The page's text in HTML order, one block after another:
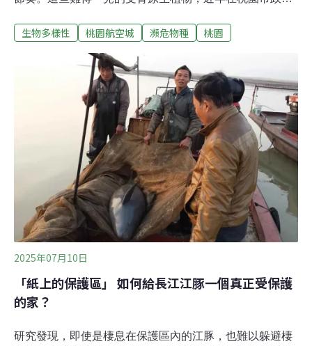
計畫如火如荼推展中，大面積改變土地利用型態導致「原
畫」發現珍稀受脅植物，並針對異蕊草、長葉茅膏菜、寬
葉毛氈苔等三種受脅植物，與林試所研究人員合作進行移
地復育計畫。桃園市政府工務局上週三（1日）與林試所
簽訂合作備忘錄，為原生稀有植物建立新家園。拯救植物
難民 三種植物列優先桃園市政府表示，此次合作緣於2023
年期間，航空城區段徵收工程A1標及A2標發現僅存於桃園
的原生瀕危植物長葉茅膏菜（Drosera indica）、異蕊草
（Thysanotus chinensis）及寬葉毛氈苔（Drosera
burmanni），經過多次跨機關討論，最終達成在桃
生物多樣性 桃園航空城 瀕危物種 桃園
2025年07月10日
「紙上的保護區」 如何給長江江豚一個真正受保護
的家？
研究發現，即使是棲息在保護區內的江豚，也難以躲避棲